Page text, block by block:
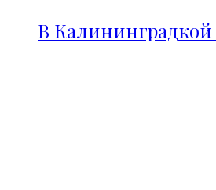
В Калининградкой